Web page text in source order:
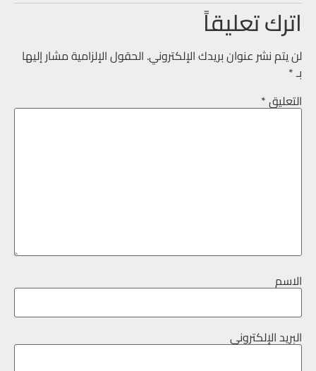
اترك تعليقاً
لن يتم نشر عنوان بريدك الإلكتروني. الحقول الإلزامية مشار إليها
بـ*
التعليق*
الاسم
البريد الإلكتروني